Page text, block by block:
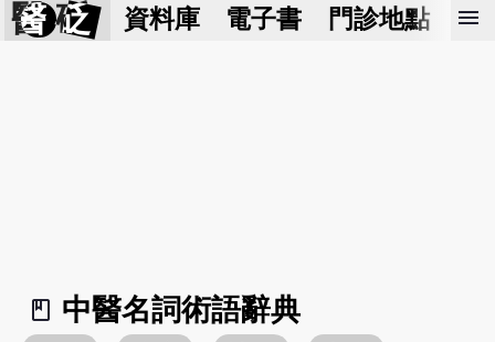
醫 砭 資料庫 電子書 門診地點 預
menu
book_2
中醫名詞術語辭典